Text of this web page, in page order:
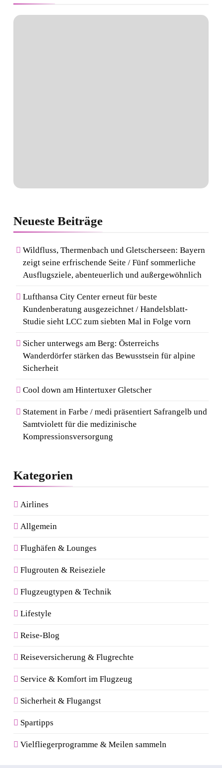
Neueste Beiträge
Wildfluss, Thermenbach und Gletscherseen: Bayern
zeigt seine erfrischende Seite / Fünf sommerliche
Ausflugsziele, abenteuerlich und außergewöhnlich
Lufthansa City Center erneut für beste
Kundenberatung ausgezeichnet / Handelsblatt-
Studie sieht LCC zum siebten Mal in Folge vorn
Sicher unterwegs am Berg: Österreichs
Wanderdörfer stärken das Bewusstsein für alpine
Sicherheit
Cool down am Hintertuxer Gletscher
Statement in Farbe / medi präsentiert Safrangelb und
Samtviolett für die medizinische
Kompressionsversorgung
Kategorien
Airlines
Allgemein
Flughäfen & Lounges
Flugrouten & Reiseziele
Flugzeugtypen & Technik
Lifestyle
Reise-Blog
Reiseversicherung & Flugrechte
Service & Komfort im Flugzeug
Sicherheit & Flugangst
Spartipps
Vielfliegerprogramme & Meilen sammeln